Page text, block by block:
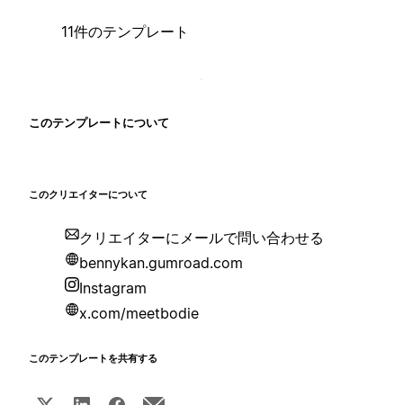
11件のテンプレート
このテンプレートについて
このクリエイターについて
クリエイターにメールで問い合わせる
bennykan.gumroad.com
Instagram
x.com/meetbodie
このテンプレートを共有する